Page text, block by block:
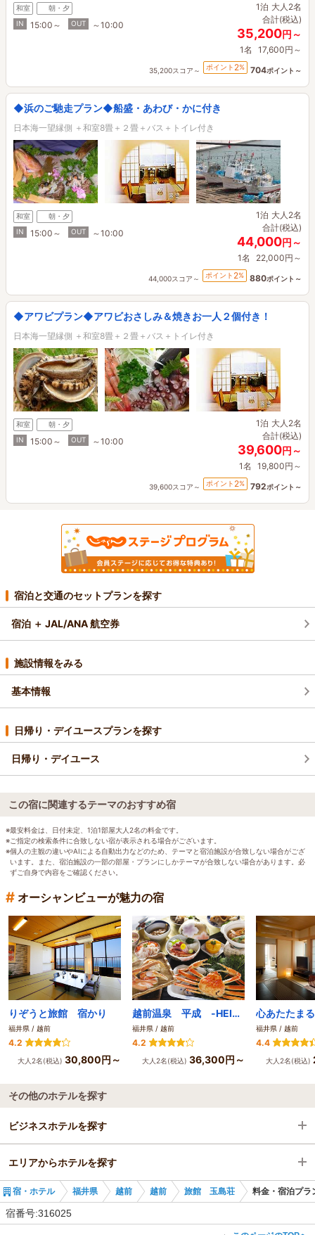
和室
朝・夕
IN
15:00～ OUT ～10:00
1泊 大人2名
合計(税込)
35,200円～
1名 17,600円～
35,200スコア～ ポイント 2% 704ポイント～
◆浜のご馳走プラン◆船盛・あわび・かに付き
日本海一望縁側 ＋和室8畳＋２畳＋バス＋トイレ付き
和室
朝・夕
IN
15:00～ OUT ～10:00
1泊 大人2名
合計(税込)
44,000円～
1名 22,000円～
44,000スコア～ ポイント 2% 880ポイント～
◆アワビプラン◆アワビおさしみ＆焼きお一人２個付き！
日本海一望縁側 ＋和室8畳＋２畳＋バス＋トイレ付き
和室
朝・夕
IN
15:00～ OUT ～10:00
1泊 大人2名
合計(税込)
39,600円～
1名 19,800円～
39,600スコア～ ポイント 2% 792ポイント～
宿泊と交通のセットプランを探す
宿泊 ＋ JAL/ANA 航空券
施設情報をみる
基本情報
日帰り・デイユースプランを探す
日帰り・デイユース
この宿に関連するテーマのおすすめ宿
※最安料金は、日付未定、1泊1部屋大人2名の料金です。
※ご指定の検索条件に合致しない宿が表示される場合がございます。
※個人の主観の違いやAIによる自動出力などのため、テーマと宿泊施設が合致しない場合がござ
います。また、宿泊施設の一部の部屋・プランにしかテーマが合致しない場合があります。必
ずご自身で内容をご確認ください。
# オーシャンビューが魅力の宿
りぞうと旅館 宿かり
福井県 / 越前
4.2
大人2名(税込) 30,800円～
越前温泉 平成 -HEISEI-
福井県 / 越前
4.2
大人2名(税込) 36,300円～
福井県 / 越前
4.4
大人2名(税込)
その他のホテルを探す
ビジネスホテルを探す
福井県
越前
エリアからホテルを探す
福井県
宿・ホテル 福井県 越前 越前 旅館 玉島荘 料金・宿泊プラ
宿番号:316025